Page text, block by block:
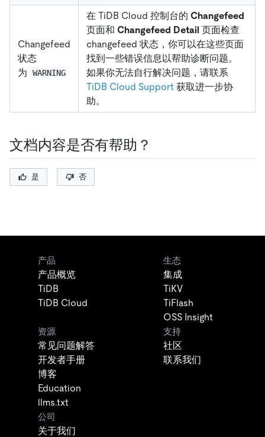
Changefeed
状态
为
WARNING
在 TiDB Cloud 控制台的 Changefeed
页面和 Changefeed Detail 页面检查
changefeed 状态，你可以在这些页面
找到一些错误信息以帮助诊断问题。
如果你无法自行解决问题，请联系
TiDB Cloud Support 获取进一步协
助。
文档内容是否有帮助？
是 否
产品
产品概览
TiDB
TiDB Cloud
生态
集成
TiKV
TiFlash
OSS Insight
资源
常见问题解答
开发者手册
博客
Education
llms.txt
支持
社区
联系我们
公司
关于我们